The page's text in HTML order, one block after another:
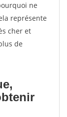
ne
représente
cher et
de